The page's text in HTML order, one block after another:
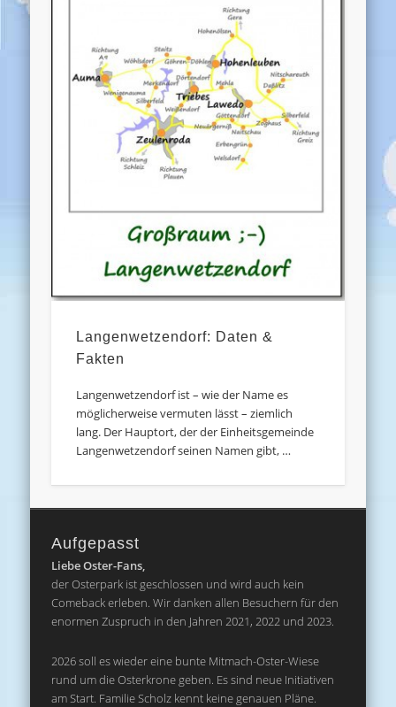
Langenwetzendorf: Daten &
Fakten
Langenwetzendorf ist – wie der Name es
möglicherweise vermuten lässt – ziemlich
lang. Der Hauptort, der der Einheitsgemeinde
Langenwetzendorf seinen Namen gibt, …
Aufgepasst
Liebe Oster-Fans,
der Osterpark ist geschlossen und wird auch kein
Comeback erleben. Wir danken allen Besuchern für den
enormen Zuspruch in den Jahren 2021, 2022 und 2023.
2026 soll es wieder eine bunte Mitmach-Oster-Wiese
rund um die Osterkrone geben. Es sind neue Initiativen
am Start. Familie Scholz kennt keine genauen Pläne.